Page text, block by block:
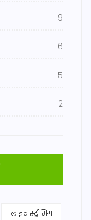
9
6
5
2
लाइव स्ट्रीमिंग